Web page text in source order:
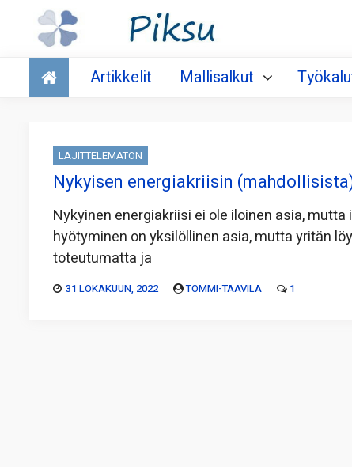
Talous
Artikkelit Mallisalkut
LAJITTELEMATON
Nykyisen energiakriisin
Nykyinen energiakriisi ei ole iloinen asia,
hyötyminen on yksilöllinen asia, mutta yritän
toteutumatta ja
31 LOKAKUUN, 2022 TOMMI-TAAVILA 1